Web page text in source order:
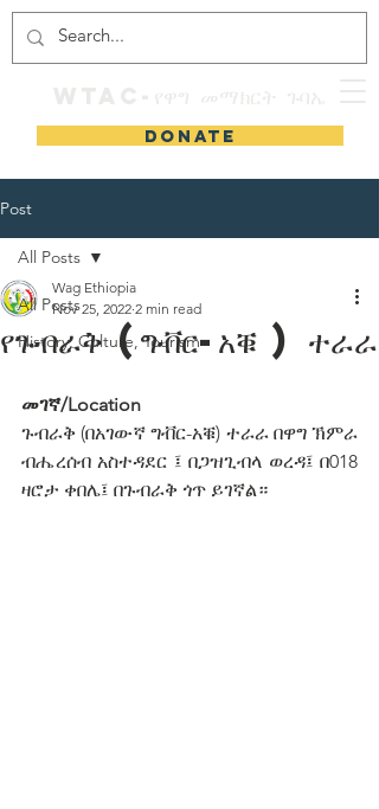
DONATE
Post
All Posts
History, Culture, Tourism
All Posts
የጉብራቅ (ግቭር-አቑ ) ተራራ
Wag Ethiopia
Nov 25, 2022 2 min read
መገኛ/Location
ጉብራቅ (በአገውኛ ግቭር-አቑ) ተራራ በዋግ ኽምራ
ብሔረሰብ አስተዳደር ፤ በጋዝጊብላ ወረዳ፤ በ018
ዛሮታ ቀበሌ፤ በጉብራቅ ጎጥ ይገኛል።